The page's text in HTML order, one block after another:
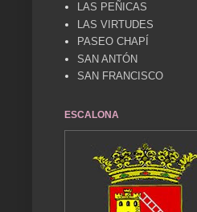
LAS PEÑICAS
LAS VIRTUDES
PASEO CHAPÍ
SAN ANTÓN
SAN FRANCISCO
ESCALONA